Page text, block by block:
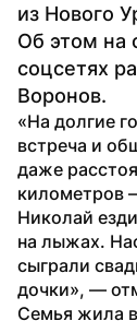
из Нового
Об этом на
соцсетях
Воронов.
«На долгие
встреча и
даже
километров
Николай
на лыжах.
сыграли
дочки», —
Семья жила